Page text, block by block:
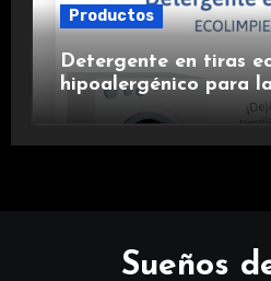
Productos
Detergente en tiras
hipoalergénico para
suavizante incluido y
Sueños